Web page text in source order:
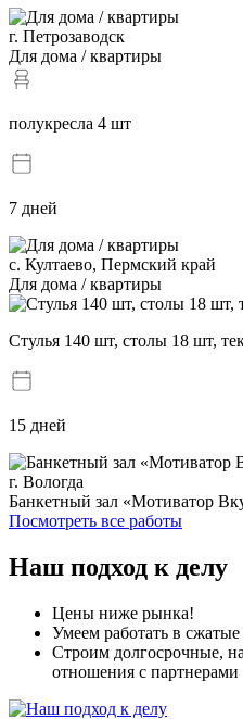
г. Петрозаводск
Для дома / квартиры
полукресла 4 шт
7 дней
с. Култаево, Пермский край
Для дома / квартиры
Стулья 140 шт, столы 18 шт,
15 дней
г. Вологда
Банкетный зал «Мотиватор
Посмотреть все работы
Наш подход к делу
Цены ниже рынка!
Умеем работать в
Строим долгосрочные,
отношения с партнерами